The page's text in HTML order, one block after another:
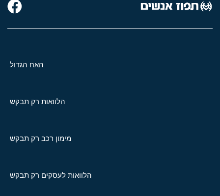
האח הגדול
הלוואות רק תבקש
מימון רכב רק תבקש
הלוואות לעסקים רק תבקש